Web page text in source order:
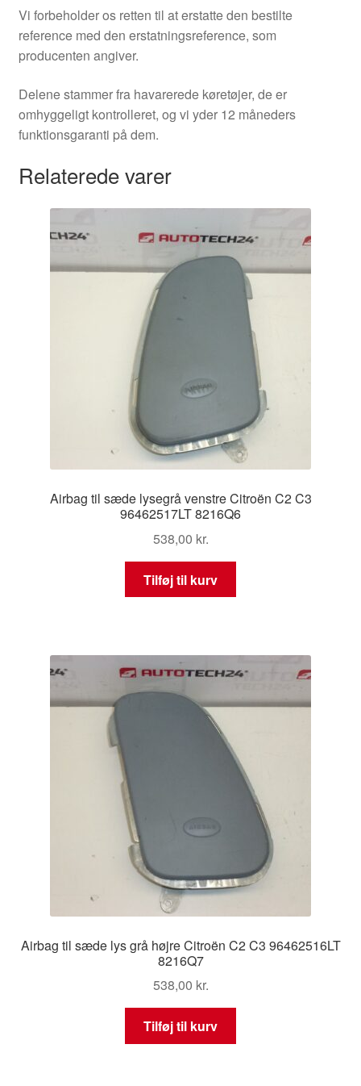
Vi forbeholder os retten til at erstatte den bestilte
reference med den erstatningsreference, som
producenten angiver.
Delene stammer fra havarerede køretøjer, de er
omhyggeligt kontrolleret, og vi yder 12 måneders
funktionsgaranti på dem.
Relaterede varer
Airbag til sæde lysegrå venstre Citroën C2 C3
96462517LT 8216Q6
538,00 kr.
Tilføj til kurv
Airbag til sæde lys grå højre Citroën C2 C3 96462516LT
8216Q7
538,00 kr.
Tilføj til kurv